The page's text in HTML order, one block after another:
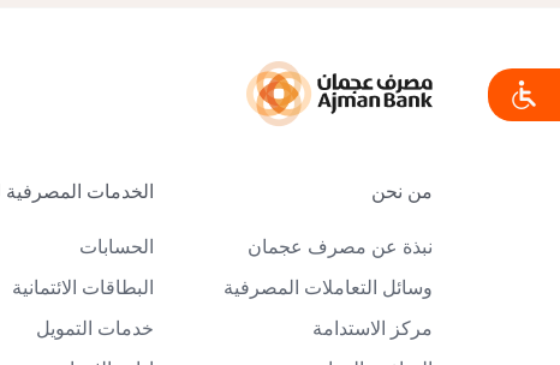
من نحن
نبذة عن مصرف عجمان
وسائل التعاملات المصرفية
مركز الاستدامة
الخدمات المصرفية
الحسابات
البطاقات الائتمانية
خدمات التمويل